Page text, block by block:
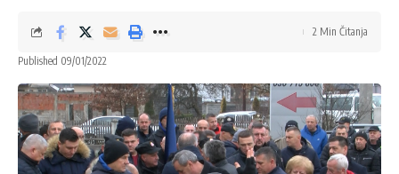
Published 09/01/2022
2 Min Čitanja